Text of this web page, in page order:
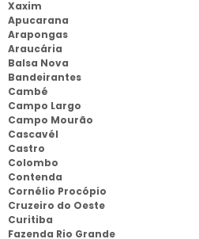
Xaxim
Apucarana
Arapongas
Araucária
Balsa Nova
Bandeirantes
Cambé
Campo Largo
Campo Mourão
Cascavél
Castro
Colombo
Contenda
Cornélio Procópio
Cruzeiro do Oeste
Curitiba
Fazenda Rio Grande